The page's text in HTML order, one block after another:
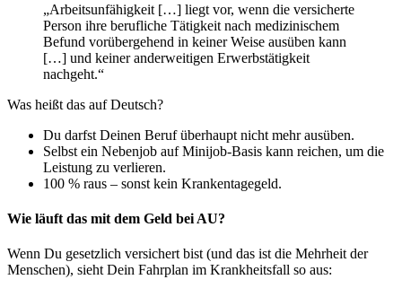
„Arbeitsunfähigkeit […] liegt vor, wenn die versicherte
Person ihre berufliche Tätigkeit nach medizinischem
Befund vorübergehend in keiner Weise ausüben kann
[…] und keiner anderweitigen Erwerbstätigkeit
nachgeht.“
Was heißt das auf Deutsch?
Du darfst Deinen Beruf überhaupt nicht mehr ausüben.
Selbst ein Nebenjob auf Minijob-Basis kann reichen, um die
Leistung zu verlieren.
100 % raus – sonst kein Krankentagegeld.
Wie läuft das mit dem Geld bei AU?
Wenn Du gesetzlich versichert bist (und das ist die Mehrheit der
Menschen), sieht Dein Fahrplan im Krankheitsfall so aus: